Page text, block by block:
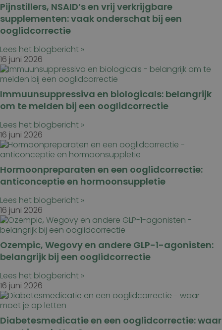
Pijnstillers, NSAID’s en vrij verkrijgbare
supplementen: vaak onderschat bij een
ooglidcorrectie
Lees het blogbericht »
16 juni 2026
Immuunsuppressiva en biologicals: belangrijk
om te melden bij een ooglidcorrectie
Lees het blogbericht »
16 juni 2026
Hormoonpreparaten en een ooglidcorrectie:
anticonceptie en hormoonsuppletie
Lees het blogbericht »
16 juni 2026
Ozempic, Wegovy en andere GLP-1-agonisten:
belangrijk bij een ooglidcorrectie
Lees het blogbericht »
16 juni 2026
Diabetesmedicatie en een ooglidcorrectie: waar